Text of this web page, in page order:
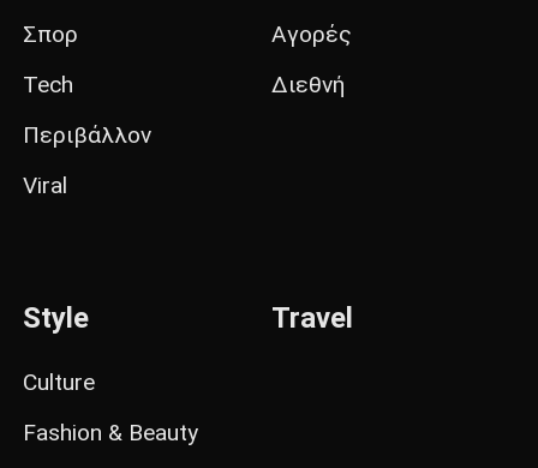
Σπορ
Tech
Περιβάλλον
Viral
Αγορές
Διεθνή
Style
Culture
Fashion & Beauty
Travel